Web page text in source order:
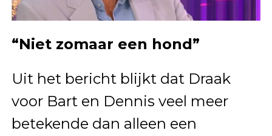
“Niet zomaar een hond”
Uit het bericht blijkt dat Draak
voor Bart en Dennis veel meer
betekende dan alleen een